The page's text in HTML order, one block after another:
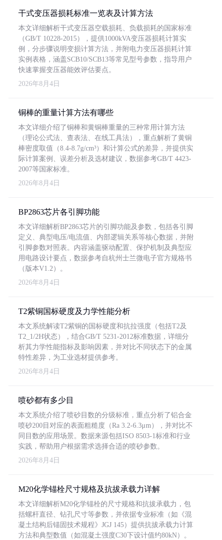
干式变压器损耗标准一览表及计算方法
本文详细解析干式变压器空载损耗、负载损耗的国家标准
（GB/T 10228-2015），提供1000kVA变压器损耗计算实
例，分步骤说明变损计算方法，并附电力变压器损耗计算
实例表格，涵盖SCB10/SCB13等常见型号参数，指导用户
快速掌握变压器能效评估要点。
2026年8月4日
铜棒的重量计算方法有哪些
本文详细介绍了铜棒和黄铜棒重量的三种常用计算方法
（理论公式法、查表法、在线工具法），重点解析了黄铜
棒密度取值（8.4-8.7g/cm³）和计算公式的差异，并提供实
际计算案例、误差分析及选材建议，数据参考GB/T 4423-
2007等国家标准。
2026年8月4日
BP2863芯片各引脚功能
本文详细解析BP2863芯片的引脚功能及参数，包括各引脚
定义、典型电压/电流值、内部逻辑关系等核心数据，并附
引脚参数对照表。内容涵盖驱动配置、保护机制及典型应
用电路设计要点，数据参考自杭州士兰微电子官方规格书
（版本V1.2）。
2026年8月4日
T2紫铜国标硬度及力学性能分析
本文系统解读T2紫铜的国标硬度和抗拉强度（包括T2及
T2_1/2H状态），结合GB/T 5231-2012标准数据，详细分
析其力学性能指标及影响因素，并对比不同状态下的金属
特性差异，为工业选材提供参考。
2026年8月4日
喷砂都有多少目
本文系统介绍了喷砂目数的分级标准，重点分析了铝合金
喷砂200目对应的表面粗糙度（Ra 3.2-6.3μm），并对比不
同目数的应用场景。数据来源包括ISO 8503-1标准和行业
实践，帮助用户根据需求选择合适的喷砂参数。
2026年8月4日
M20化学锚栓尺寸规格及抗拔承载力详解
本文详细解析M20化学锚栓的尺寸规格和抗拔承载力，包
括螺杆直径、钻孔尺寸等参数，并依据专业标准（如《混
凝土结构后锚固技术规程》JGJ 145）提供抗拔承载力计算
方法和典型数值（如混凝土强度C30下设计值约80kN）。